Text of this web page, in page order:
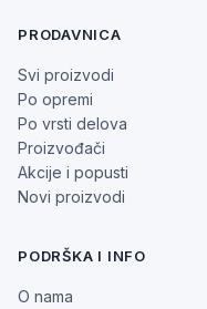
PRODAVNICA
Svi proizvodi
Po opremi
Po vrsti delova
Proizvođači
Akcije i popusti
Novi proizvodi
PODRŠKA I INFO
O nama